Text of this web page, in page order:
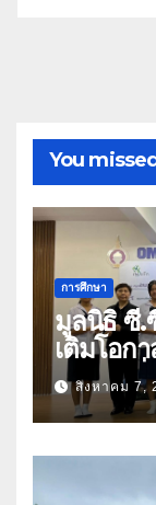
You missed
การศึกษา
มูลนิธิ ซี.
เติมโอก
อนาคตที่
ด้อยโอก
สิงหาคม 7,